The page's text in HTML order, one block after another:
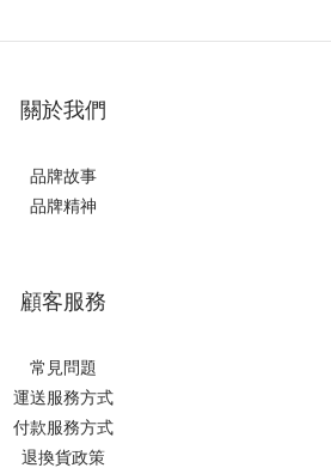
關於我們
品牌故事
品牌精神
顧客服務
常見問題
運送服務方式
付款服務方式
退換貨政策